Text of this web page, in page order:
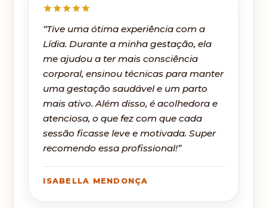
“Tive uma ótima experiência com a
Lídia. Durante a minha gestação, ela
me ajudou a ter mais consciência
corporal, ensinou técnicas para manter
uma gestação saudável e um parto
mais ativo. Além disso, é acolhedora e
atenciosa, o que fez com que cada
sessão ficasse leve e motivada. Super
recomendo essa profissional!”
ISABELLA MENDONÇA